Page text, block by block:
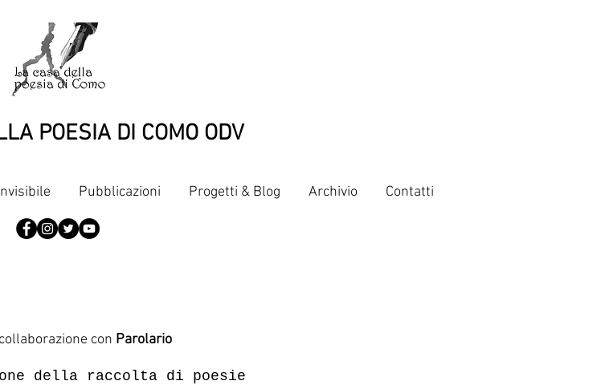
POESIA DI COMO ODV
Pubblicazioni Progetti & Blog Archivio Contatti
con Parolario
della raccolta di poesie